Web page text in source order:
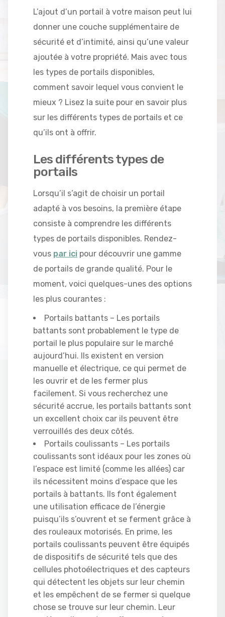
L’ajout d’un portail à votre maison peut lui
donner une couche supplémentaire de
sécurité et d’intimité, ainsi qu’une valeur
ajoutée à votre propriété. Mais avec tous
les types de portails disponibles,
comment savoir lequel vous convient le
mieux ? Lisez la suite pour en savoir plus
sur les différents types de portails et ce
qu’ils ont à offrir.
Les différents types de
portails
Lorsqu’il s’agit de choisir un portail
adapté à vos besoins, la première étape
consiste à comprendre les différents
types de portails disponibles. Rendez-
vous par ici pour découvrir une gamme
de portails de grande qualité. Pour le
moment, voici quelques-unes des options
les plus courantes :
Portails battants – Les portails
battants sont probablement le type de
portail le plus populaire sur le marché
aujourd’hui. Ils existent en version
manuelle et électrique, ce qui permet de
les ouvrir et de les fermer plus
facilement. Si vous recherchez une
sécurité accrue, les portails battants sont
un excellent choix car ils peuvent être
verrouillés des deux côtés.
Portails coulissants – Les portails
coulissants sont idéaux pour les zones où
l’espace est limité (comme les allées) car
ils nécessitent moins d’espace que les
portails à battants. Ils font également
une utilisation efficace de l’énergie
puisqu’ils s’ouvrent et se ferment grâce à
des rouleaux motorisés. En prime, les
portails coulissants peuvent être équipés
de dispositifs de sécurité tels que des
cellules photoélectriques et des capteurs
qui détectent les objets sur leur chemin
et les empêchent de se fermer si quelque
chose se trouve sur leur chemin. Leur